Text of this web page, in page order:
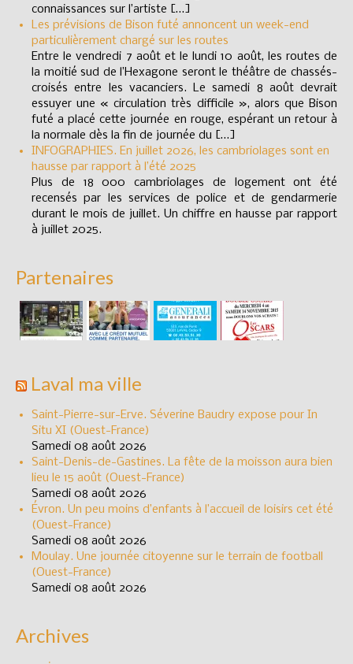
connaissances sur l’artiste […]
Les prévisions de Bison futé annoncent un week-end
particulièrement chargé sur les routes
Entre le vendredi 7 août et le lundi 10 août, les routes de
la moitié sud de l’Hexagone seront le théâtre de chassés-
croisés entre les vacanciers. Le samedi 8 août devrait
essuyer une « circulation très difficile », alors que Bison
futé a placé cette journée en rouge, espérant un retour à
la normale dès la fin de journée du […]
INFOGRAPHIES. En juillet 2026, les cambriolages sont en
hausse par rapport à l’été 2025
Plus de 18 000 cambriolages de logement ont été
recensés par les services de police et de gendarmerie
durant le mois de juillet. Un chiffre en hausse par rapport
à juillet 2025.
Partenaires
Laval ma ville
Saint-Pierre-sur-Erve. Séverine Baudry expose pour In
Situ XI (Ouest-France)
Samedi 08 août 2026
Saint-Denis-de-Gastines. La fête de la moisson aura bien
lieu le 15 août (Ouest-France)
Samedi 08 août 2026
Évron. Un peu moins d’enfants à l’accueil de loisirs cet été
(Ouest-France)
Samedi 08 août 2026
Moulay. Une journée citoyenne sur le terrain de football
(Ouest-France)
Samedi 08 août 2026
Archives